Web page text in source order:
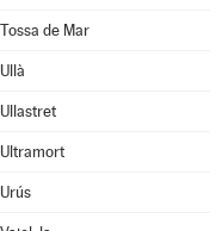
Tossa de Mar
Ullà
Ullastret
Ultramort
Urús